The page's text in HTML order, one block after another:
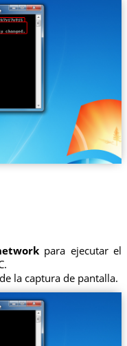
para ejecutar el
la captura de pantalla.